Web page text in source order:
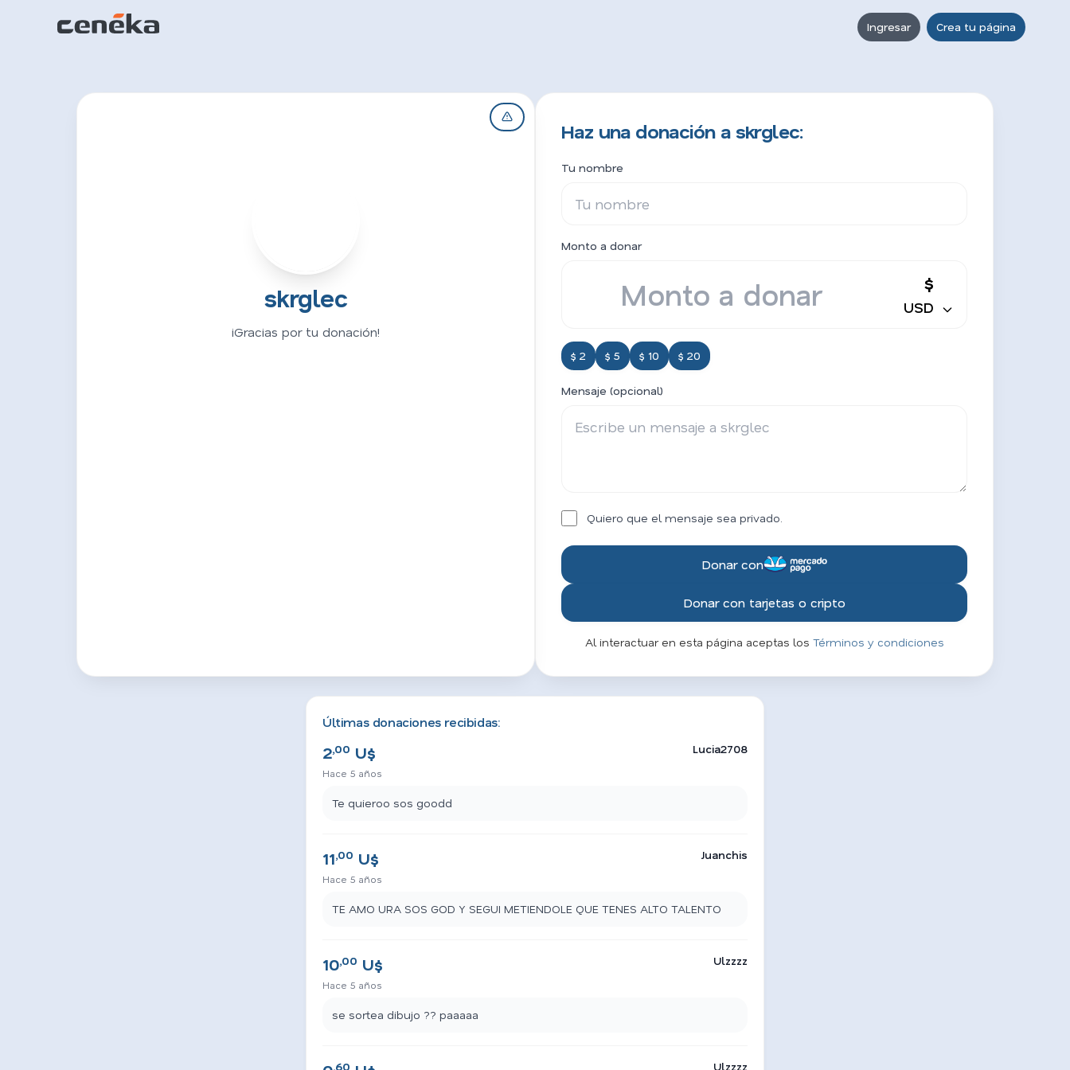
Ingresar Crea tu página
skrglec
¡Gracias por tu donación!
Haz una donación a skrglec:
Tu nombre
Monto a donar
$
USD
$ 2 $ 5 $ 10 $ 20
Mensaje (opcional)
Quiero que el mensaje sea privado.
Donar con
Donar con tarjetas o cripto
Al interactuar en esta página aceptas los Términos y condiciones
Últimas donaciones recibidas:
2,00 U$
Hace 5 años
Lucia2708
Te quieroo sos goodd
11,00 U$
Hace 5 años
Juanchis
TE AMO URA SOS GOD Y SEGUI METIENDOLE QUE TENES ALTO TALENTO
10,00 U$
Hace 5 años
Ulzzzz
se sortea dibujo ?? paaaaa
,60 Ulzzzz